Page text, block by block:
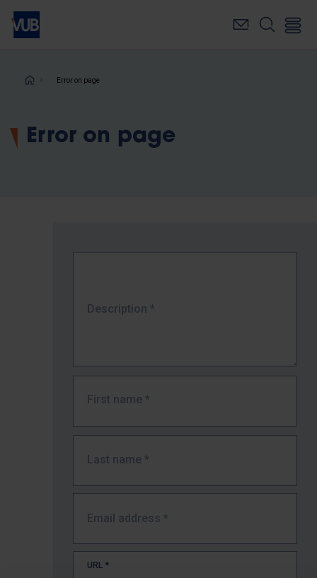
Skip
main
Breadcrumb
Error on page
Error on page
Description *
First name *
Last name *
Email address *
URL *